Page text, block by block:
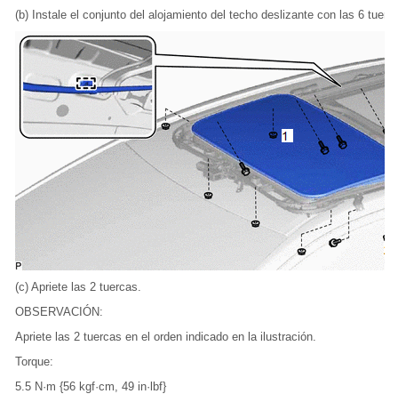
(b) Instale el conjunto del alojamiento del techo deslizante con las 6
(c) Apriete las 2 tuercas.
OBSERVACIÓN:
Apriete las 2 tuercas en el orden indicado en la ilustración.
Torque:
5.5 N·m {56 kgf·cm, 49 in·lbf}